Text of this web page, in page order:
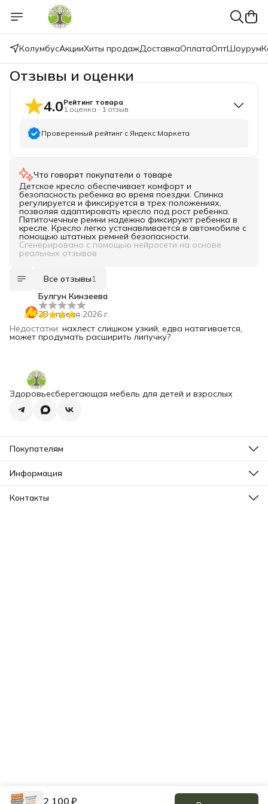
КолумбусАкцииХиты продажДоставкаОплатаОптШоурум
Отзывы и оценки
4.0Рейтинг товара
1 оценка · 1 отзыв
Проверенный рейтинг с Яндекс Маркета
4 звезды
3 звезды
2 звезды
1 звезда
Что говорят покупатели о товаре
Детское кресло обеспечивает комфорт и
безопасность ребенка во время поездки. Спинка
регулируется и фиксируется в трех положениях,
позволяя адаптировать кресло под рост ребенка.
Пятиточечные ремни надежно фиксируют ребенка в
кресле. Кресло легко устанавливается в автомобиле с
помощью штатных ремней безопасности.
Сгенерировано с помощью нейросети на основе
реальных отзывов
Все отзывы1
Булгун Кинзеева
28 апреля 2026 г.
Недостатки: нахлест слишком узкий, едва натягивается,
может продумать расширить липучку?
2 100 ₽
Здоровьесберегающая мебель для детей и взрослых
Покупателям
Отзывы
Сертификаты
Оплата
Правила возврата
Информация
Оферта
Реквизиты
Контакты